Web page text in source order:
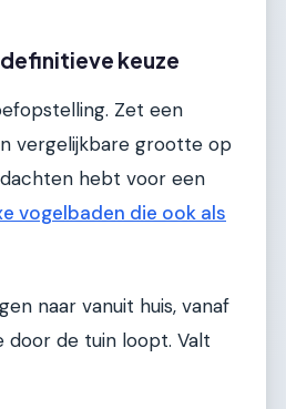
definitieve keuze
Zet een
vergelijkbare grootte op
hebt voor een
vogelbaden die ook als
naar vanuit huis, vanaf
door de tuin loopt. Valt